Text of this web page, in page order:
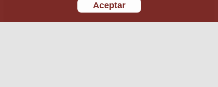
Aceptar